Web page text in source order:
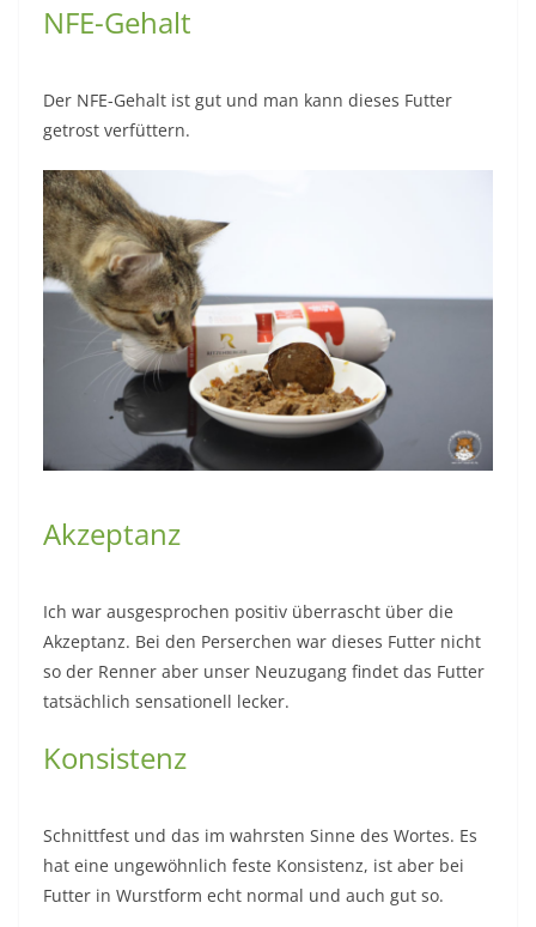
NFE-Gehalt
Der NFE-Gehalt ist gut und man kann dieses Futter
getrost verfüttern.
Akzeptanz
Ich war ausgesprochen positiv überrascht über die
Akzeptanz. Bei den Perserchen war dieses Futter nicht
so der Renner aber unser Neuzugang findet das Futter
tatsächlich sensationell lecker.
Konsistenz
Schnittfest und das im wahrsten Sinne des Wortes. Es
hat eine ungewöhnlich feste Konsistenz, ist aber bei
Futter in Wurstform echt normal und auch gut so.